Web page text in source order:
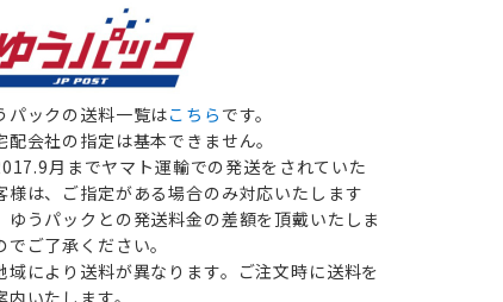
パックの送料一覧はこちら です。
会社の指定は基本できません。
月までヤマト運輸での発送をされていた
様は、ご指定がある場合のみ対応いたします
ゆうパックとの発送料金の差額を頂戴いたしま
でご了承ください。
により送料が異なります。ご注文時に送料を
内いたします。